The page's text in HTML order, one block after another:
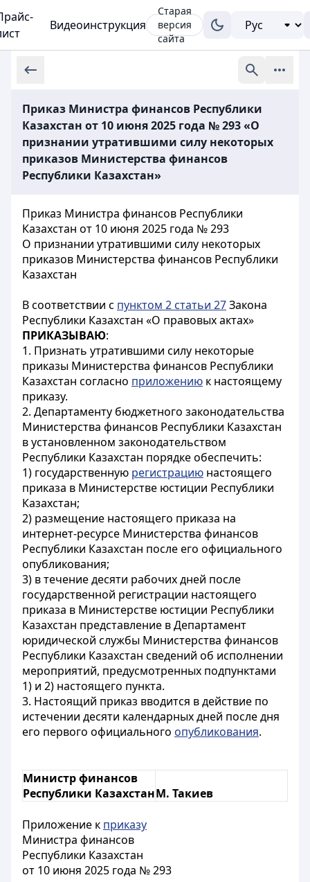
Видеоинструкция
Старая
версия
сайта
Приказ Министра финансов Республики
Казахстан от 10 июня 2025 года № 293 «О
признании утратившими силу некоторых
приказов Министерства финансов
Республики Казахстан»
Приказ Министра финансов Республики
Казахстан от 10 июня 2025 года № 293
О признании утратившими силу некоторых
приказов Министерства финансов Республики
Казахстан
В соответствии с пунктом 2 статьи 27Закона
Республики Казахстан «О правовых актах»
ПРИКАЗЫВАЮ:
1. Признать утратившими силу некоторые
приказы Министерства финансов Республики
Казахстан согласно приложению к настоящему
приказу.
2. Департаменту бюджетного законодательства
Министерства финансов Республики Казахстан
в установленном законодательством
Республики Казахстан порядке обеспечить:
1) государственную регистрацию настоящего
приказа в Министерстве юстиции Республики
Казахстан;
2) размещение настоящего приказа на
интернет-ресурсе Министерства финансов
Республики Казахстан после его официального
опубликования;
3) в течение десяти рабочих дней после
государственной регистрации настоящего
приказа в Министерстве юстиции Республики
Казахстан представление в Департамент
юридической службы Министерства финансов
Республики Казахстан сведений об исполнении
мероприятий, предусмотренных подпунктами
1) и 2) настоящего пункта.
3. Настоящий приказ вводится в действие по
истечении десяти календарных дней после дня
его первого официального опубликования.
Министр финансов
Республики КазахстанМ. Такиев
Приложение к приказу
Министра финансов
Республики Казахстан
от 10 июня 2025 года № 293